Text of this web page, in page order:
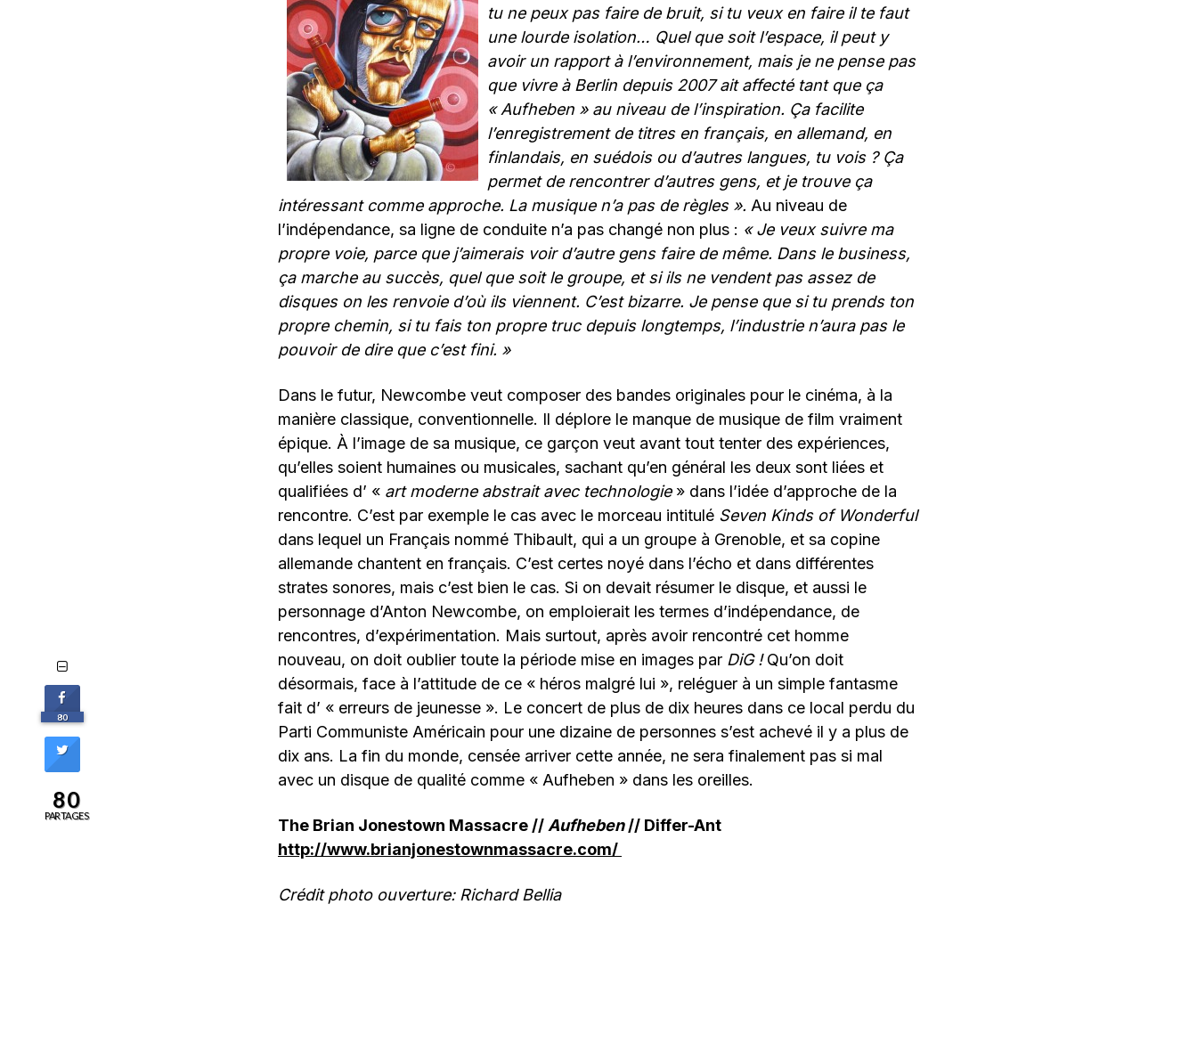
tu ne peux pas faire de bruit, si tu veux en faire il te faut
une lourde isolation… Quel que soit l’espace, il peut y
avoir un rapport à l’environnement, mais je ne pense pas
que vivre à Berlin depuis 2007 ait affecté tant que ça
« Aufheben » au niveau de l’inspiration. Ça facilite
l’enregistrement de titres en français, en allemand, en
finlandais, en suédois ou d’autres langues, tu vois ? Ça
permet de rencontrer d’autres gens, et je trouve ça
intéressant comme approche. La musique n’a pas de règles ». Au niveau de
l’indépendance, sa ligne de conduite n’a pas changé non plus : « Je veux suivre ma
propre voie, parce que j’aimerais voir d’autre gens faire de même. Dans le business,
ça marche au succès, quel que soit le groupe, et si ils ne vendent pas assez de
disques on les renvoie d’où ils viennent. C’est bizarre. Je pense que si tu prends ton
propre chemin, si tu fais ton propre truc depuis longtemps, l’industrie n’aura pas le
pouvoir de dire que c’est fini. »
Dans le futur, Newcombe veut composer des bandes originales pour le cinéma, à la
manière classique, conventionnelle. Il déplore le manque de musique de film vraiment
épique. À l’image de sa musique, ce garçon veut avant tout tenter des expériences,
qu’elles soient humaines ou musicales, sachant qu’en général les deux sont liées et
qualifiées d’ « art moderne abstrait avec technologie» dans l’idée d’approche de la
rencontre. C’est par exemple le cas avec le morceau intitulé Seven Kinds of Wonderful
dans lequel un Français nommé Thibault, qui a un groupe à Grenoble, et sa copine
allemande chantent en français. C’est certes noyé dans l’écho et dans différentes
strates sonores, mais c’est bien le cas. Si on devait résumer le disque, et aussi le
personnage d’Anton Newcombe, on emploierait les termes d’indépendance, de
rencontres, d’expérimentation. Mais surtout, après avoir rencontré cet homme
nouveau, on doit oublier toute la période mise en images par DiG !Qu’on doit
désormais, face à l’attitude de ce « héros malgré lui », reléguer à un simple fantasme
fait d’ « erreurs de jeunesse ». Le concert de plus de dix heures dans ce local perdu du
Parti Communiste Américain pour une dizaine de personnes s’est achevé il y a plus de
dix ans. La fin du monde, censée arriver cette année, ne sera finalement pas si mal
avec un disque de qualité comme « Aufheben » dans les oreilles.
The Brian Jonestown Massacre // Aufheben// Differ-Ant
http://www.brianjonestownmassacre.com/
Crédit photo ouverture: Richard Bellia
80
80
PARTAGES